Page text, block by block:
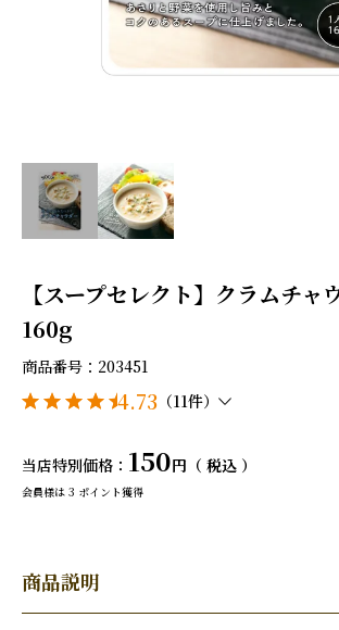
【スープセレクト】クラムチャ
160g
商品番号 203451
4.73 （11件）
当店特別価格 150 税込
会員様は 3 ポイント獲得
商品説明